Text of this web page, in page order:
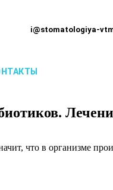
i@stomatologiya-
что в организме